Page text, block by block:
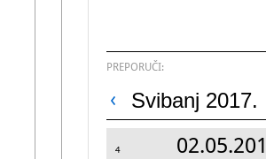
PREPORUČI:
Svibanj 2017.
4